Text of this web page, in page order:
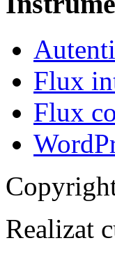
Flux
Flux
Realizat